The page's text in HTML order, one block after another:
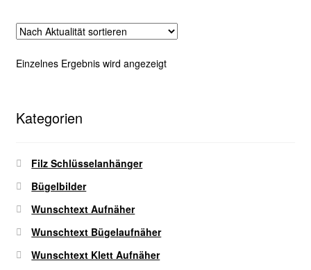
Einzelnes Ergebnis wird angezeigt
Kategorien
Filz Schlüsselanhänger
Bügelbilder
Wunschtext Aufnäher
Wunschtext Bügelaufnäher
Wunschtext Klett Aufnäher